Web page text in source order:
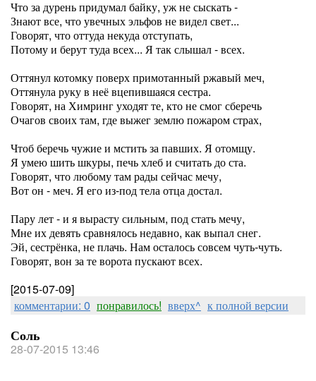
Что за дурень придумал байку, уж не сыскать -
Знают все, что увечных эльфов не видел свет...
Говорят, что оттуда некуда отступать,
Потому и берут туда всех... Я так слышал - всех.
Оттянул котомку поверх примотанный ржавый меч,
Оттянула руку в неё вцепившаяся сестра.
Говорят, на Химринг уходят те, кто не смог сберечь
Очагов своих там, где выжег землю пожаром страх,
Чтоб беречь чужие и мстить за павших. Я отомщу.
Я умею шить шкуры, печь хлеб и считать до ста.
Говорят, что любому там рады сейчас мечу,
Вот он - меч. Я его из-под тела отца достал.
Пару лет - и я вырасту сильным, под стать мечу,
Мне их девять сравнялось недавно, как выпал снег.
Эй, сестрёнка, не плачь. Нам осталось совсем чуть-чуть.
Говорят, вон за те ворота пускают всех.
[2015-07-09]
комментарии: 0 понравилось! вверх^ к полной версии
Соль
28-07-2015 13:46